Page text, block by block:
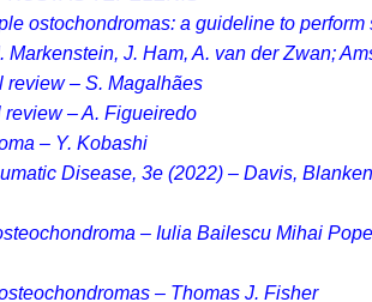
ostochondromas: a guideline to perform
J. Ham, A. van der Zwan;
review – S. Magalhães
– A. Figueiredo
– Y. Kobashi
Disease, 3e (2022) – Davis,
– Iulia Bailescu Mihai
– Thomas J. Fisher